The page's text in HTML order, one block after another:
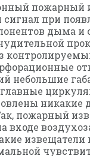
пожарный
при
дыма
небольшие
пожарный
входе